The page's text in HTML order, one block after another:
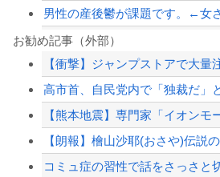
男性の産後鬱が課題です。←女
高市政権「減税します」→財源
高市政権「減税します」→財源
お勧め記事（外部）
高市首、自民党内で「独裁だ」
コミュ症の習性で話をさっさと